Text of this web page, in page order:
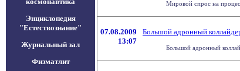
Энциклопедия
"Естествознание"
Журнальный зал
Физматлит
Мировой спрос на
07.08.2009
13:07
Большой адронный
Большой адронный